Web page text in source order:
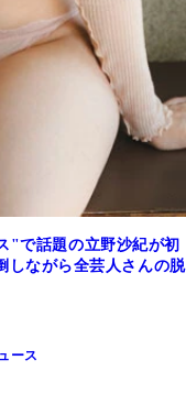
"で話題の立野沙紀が初
しながら全芸人さんの脱
ース